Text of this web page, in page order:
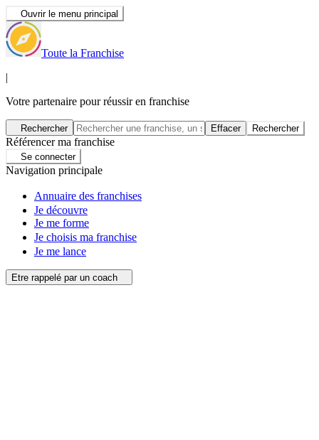
Ouvrir le menu principal
Toute la Franchise
|
Votre partenaire pour réussir en franchise
Rechercher Effacer Rechercher
Référencer ma franchise
Se connecter
Navigation principale
Annuaire des franchises
Je découvre
Je me forme
Je choisis ma franchise
Je me lance
Etre rappelé par un coach